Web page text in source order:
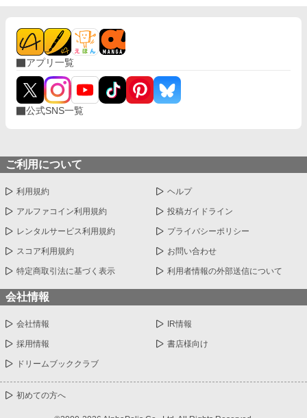
アプリ一覧
公式SNS一覧
ご利用について
利用規約 ヘルプ
アルファコイン利用規約 投稿ガイドライン
レンタルサービス利用規約 プライバシーポリシー
スコア利用規約 お問い合わせ
特定商取引法に基づく表示 利用者情報の外部送信について
会社情報
会社情報 IR情報
採用情報 書店様向け
ドリームブッククラブ
初めての方へ